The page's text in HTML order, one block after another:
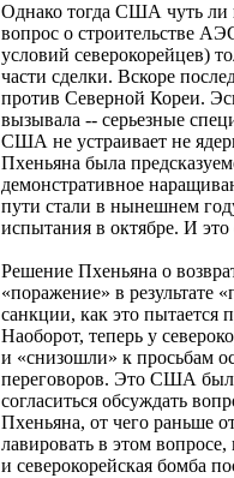
Однако тогда США чуть ли
вопрос о строительстве
условий северокорейцев)
части сделки. Вскоре
против Северной Кореи.
вызывала -- серьезные
США не устраивает не
Пхеньяна была
демонстративное
пути стали в нынешнем
испытания в октябре. И
Решение Пхеньяна о
«поражение» в результате
санкции, как это пытается
Наоборот, теперь у
и «снизошли» к просьбам
переговоров. Это США
согласиться обсуждать
Пхеньяна, от чего раньше
лавировать в этом
и северокорейская бомба